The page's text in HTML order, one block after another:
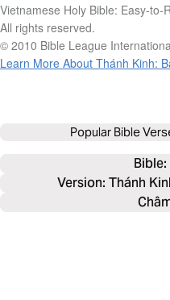
Vietnamese Holy Bible: Easy-to-
All rights reserved.
© 2010 Bible League
Learn More About Thánh Kinh:
Popular Bible
Bible:
Version: Thánh